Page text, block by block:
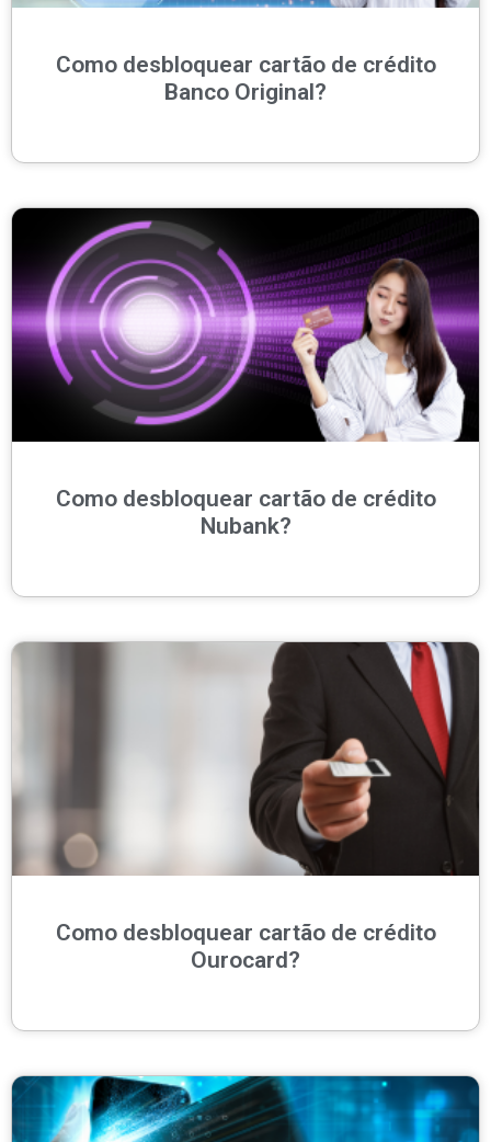
Como desbloquear cartão de crédito
Banco Original?
Como desbloquear cartão de crédito
Nubank?
Como desbloquear cartão de crédito
Ourocard?